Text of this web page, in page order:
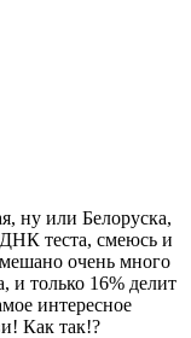
ну или Белоруска,
теста, смеюсь и
очень много
и только 16% делит
интересное
Как так!?